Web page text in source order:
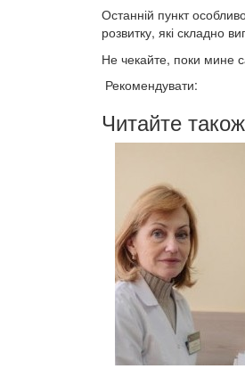
Останній пункт
розвитку, які складно
Не чекайте, поки мине
Рекомендувати:
Читайте також